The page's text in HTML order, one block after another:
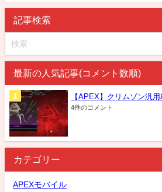
記事検索
最新の人気記事(コメント数順)
【APEX】クリムゾン汎
4件のコメント
カテゴリー
APEXモバイル